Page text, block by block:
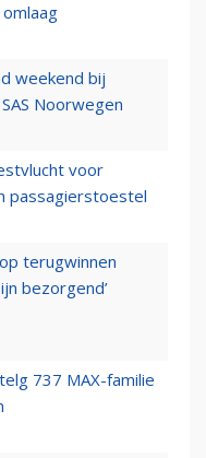
weekend bij
Noorwegen
voor
passagierstoestel
terugwinnen
bezorgend’
737 MAX-familie